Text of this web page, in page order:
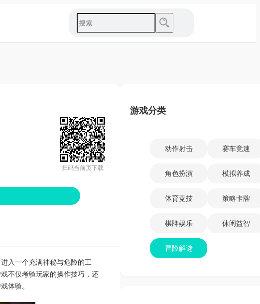
扫码当前页下载
入一个充满神秘与危险的工
不仅考验玩家的操作技巧，还
体验。
游戏分类
动作射击 赛车竞速
角色扮演 模拟养成
体育竞技 策略卡牌
棋牌娱乐 休闲益智
冒险解谜